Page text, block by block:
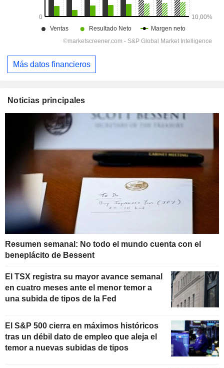
Más datos financieros
Noticias principales
Resumen semanal: No todo el mundo cuenta con el
beneplácito de Bessent
El TSX registra su mayor avance semanal
en cuatro meses ante el menor temor a
una subida de tipos de la Fed
El S&P 500 cierra en máximos históricos
tras un débil dato de empleo que aleja el
temor a nuevas subidas de tipos